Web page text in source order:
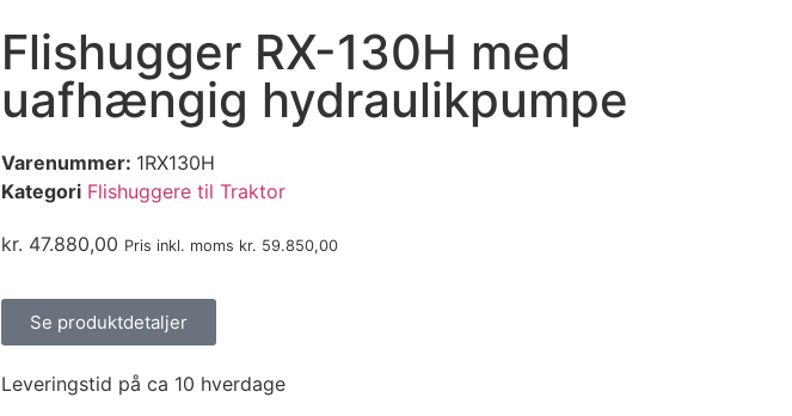
Flishugger RX-130H med
uafhængig hydraulikpumpe
Varenummer: 1RX130H
Kategori Flishuggere til Traktor
kr. 47.880,00 Pris inkl. moms kr. 59.850,00
Se produktdetaljer
Leveringstid på ca 10 hverdage